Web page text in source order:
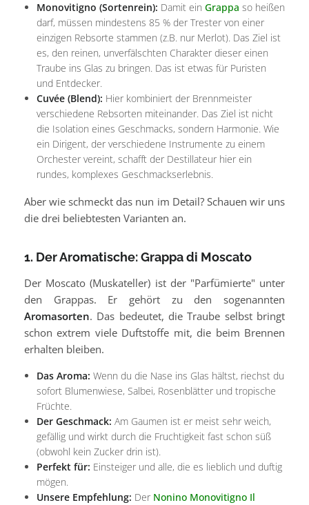
Monovitigno (Sortenrein): Damit ein Grappa so heißen
darf, müssen mindestens 85 % der Trester von einer
einzigen Rebsorte stammen (z.B. nur Merlot). Das Ziel ist
es, den reinen, unverfälschten Charakter dieser einen
Traube ins Glas zu bringen. Das ist etwas für Puristen
und Entdecker.
Cuvée (Blend): Hier kombiniert der Brennmeister
verschiedene Rebsorten miteinander. Das Ziel ist nicht
die Isolation eines Geschmacks, sondern Harmonie. Wie
ein Dirigent, der verschiedene Instrumente zu einem
Orchester vereint, schafft der Destillateur hier ein
rundes, komplexes Geschmackserlebnis.
Aber wie schmeckt das nun im Detail? Schauen wir uns
die drei beliebtesten Varianten an.
1. Der Aromatische: Grappa di Moscato
Der Moscato (Muskateller) ist der "Parfümierte" unter
den Grappas. Er gehört zu den sogenannten
Aromasorten. Das bedeutet, die Traube selbst bringt
schon extrem viele Duftstoffe mit, die beim Brennen
erhalten bleiben.
Das Aroma: Wenn du die Nase ins Glas hältst, riechst du
sofort Blumenwiese, Salbei, Rosenblätter und tropische
Früchte.
Der Geschmack: Am Gaumen ist er meist sehr weich,
gefällig und wirkt durch die Fruchtigkeit fast schon süß
(obwohl kein Zucker drin ist).
Perfekt für: Einsteiger und alle, die es lieblich und duftig
mögen.
Unsere Empfehlung: Der Nonino Monovitigno Il